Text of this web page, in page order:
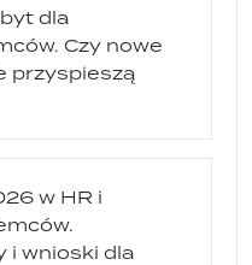
dla
Czy nowe
przyspieszą
w HR i
i wnioski dla